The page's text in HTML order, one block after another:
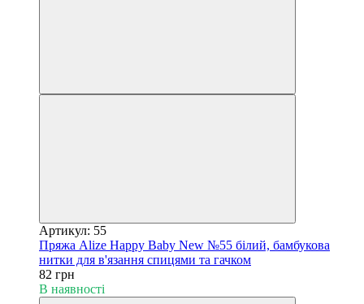
Артикул: 55
Пряжа Alize Happy Baby New №55 білий, бамбукова
нитки для в'язання спицями та гачком
82 грн
В наявності